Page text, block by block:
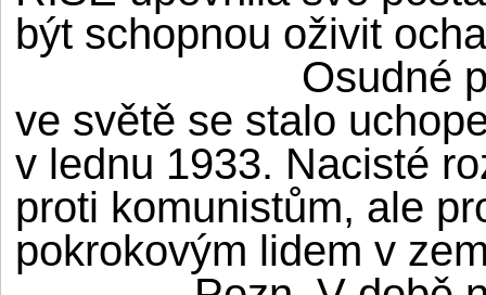
být schopnou oživit
Osudné
ve světě se stalo
v lednu 1933. Nacisté
proti komunistům, ale
pokrokovým lidem v